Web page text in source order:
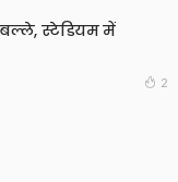
स्टेडियम में
2